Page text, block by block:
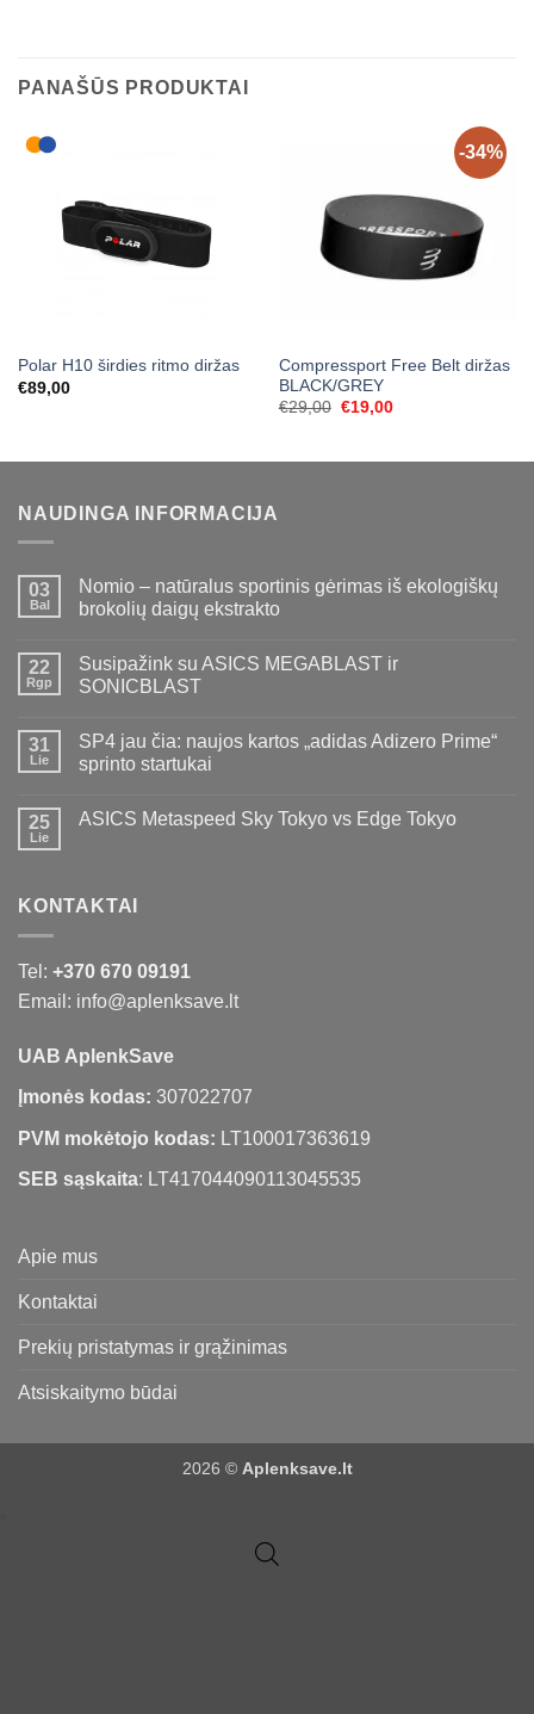
PANAŠŪS PRODUKTAI
Polar H10 širdies ritmo diržas
€89,00
-34%
Compressport Free Belt diržas
BLACK/GREY
€29,00 Original
€19,00Current
NAUDINGA INFORMACIJA
03
Bal
Nomio – natūralus sportinis gėrimas iš ekologiškų
brokolių daigų ekstrakto
22
Rgp
Susipažink su ASICS MEGABLAST ir
SONICBLAST
31
Lie
SP4 jau čia: naujos kartos „adidas Adizero Prime“
sprinto startukai
25
Lie
ASICS Metaspeed Sky Tokyo vs Edge Tokyo
KONTAKTAI
Tel: +370 670 09191
Email: info@aplenksave.lt
UAB AplenkSave
Įmonės kodas: 307022707
PVM mokėtojo kodas: LT100017363619
SEB sąskaita: LT417044090113045535
Apie mus
Kontaktai
Prekių pristatymas ir grąžinimas
Atsiskaitymo būdai
2026 © Aplenksave.lt